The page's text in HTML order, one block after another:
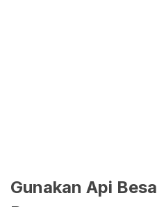
Gunakan Api